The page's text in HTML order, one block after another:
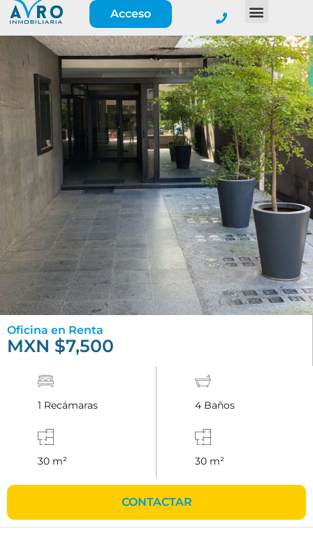
Acceso
Oficina en Renta
MXN $7,500
1 Recámaras 4 Baños
30 m² 30 m²
CONTACTAR